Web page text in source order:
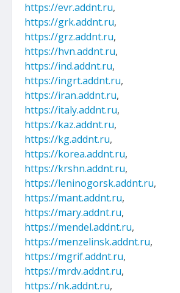
https://evr.addnt.ru,
https://grk.addnt.ru,
https://grz.addnt.ru,
https://hvn.addnt.ru,
https://ind.addnt.ru,
https://ingrt.addnt.ru,
https://iran.addnt.ru,
https://italy.addnt.ru,
https://kaz.addnt.ru,
https://kg.addnt.ru,
https://korea.addnt.ru,
https://krshn.addnt.ru,
https://leninogorsk.addnt.ru,
https://mant.addnt.ru,
https://mary.addnt.ru,
https://mendel.addnt.ru,
https://menzelinsk.addnt.ru,
https://mgrif.addnt.ru,
https://mrdv.addnt.ru,
https://nk.addnt.ru,